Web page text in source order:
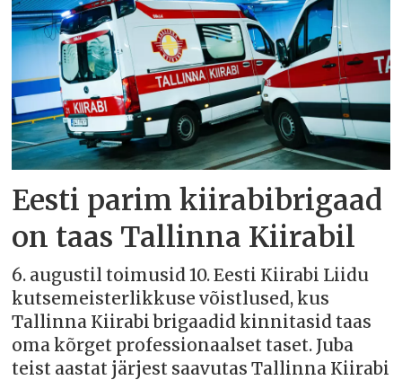
Eesti parim kiirabibrigaad
on taas Tallinna Kiirabil
6. augustil toimusid 10. Eesti Kiirabi Liidu
kutsemeisterlikkuse võistlused, kus
Tallinna Kiirabi brigaadid kinnitasid taas
oma kõrget professionaalset taset. Juba
teist aastat järjest saavutas Tallinna Kiirabi